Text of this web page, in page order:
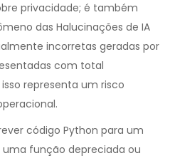
privacidade; é também
das Halucinações de IA
incorretas geradas por
com total
isso representa um risco
código Python para um
função depreciada ou